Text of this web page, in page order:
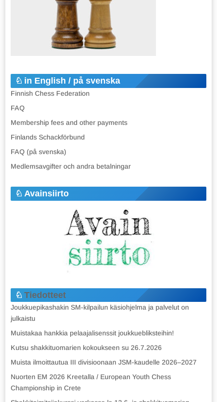
in English / på svenska
Finnish Chess Federation
FAQ
Membership fees and other payments
Finlands Schackförbund
FAQ (på svenska)
Medlemsavgifter och andra betalningar
Avainsiirto
Tiedotteet
Joukkuepikashakin SM-kilpailun käsiohjelma ja palvelut on
julkaistu
Muistakaa hankkia pelaajalisenssit joukkuebliksteihin!
Kutsu shakkituomarien kokoukseen su 26.7.2026
Muista ilmoittautua III divisioonaan JSM-kaudelle 2026–2027
Nuorten EM 2026 Kreetalla / European Youth Chess
Championship in Crete